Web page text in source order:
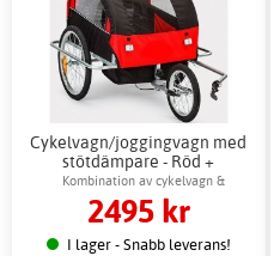
Cykelvagn/joggingvagn med
stötdämpare - Röd +
Reflexsele
Kombination av cykelvagn &
joggningsvagn
2495 kr
I lager - Snabb leverans!